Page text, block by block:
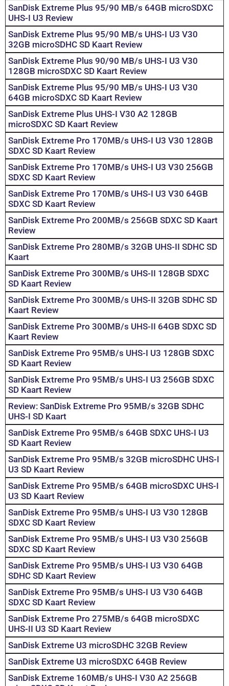
SanDisk Extreme Plus 95/90 MB/s 64GB microSDXC
UHS-I U3 Review
SanDisk Extreme Plus 95/90 MB/s UHS-I U3 V30
32GB microSDHC SD Kaart Review
SanDisk Extreme Plus 90/90 MB/s UHS-I U3 V30
128GB microSDXC SD Kaart Review
SanDisk Extreme Plus 95/90 MB/s UHS-I U3 V30
64GB microSDXC SD Kaart Review
SanDisk Extreme Plus UHS-I V30 A2 128GB
microSDXC SD Kaart Review
SanDisk Extreme Pro 170MB/s UHS-I U3 V30 128GB
SDXC SD Kaart Review
SanDisk Extreme Pro 170MB/s UHS-I U3 V30 256GB
SDXC SD Kaart Review
SanDisk Extreme Pro 170MB/s UHS-I U3 V30 64GB
SDXC SD Kaart Review
SanDisk Extreme Pro 200MB/s 256GB SDXC SD Kaart
Review
SanDisk Extreme Pro 280MB/s 32GB UHS-II SDHC SD
Kaart
SanDisk Extreme Pro 300MB/s UHS-II 128GB SDXC
SD Kaart Review
SanDisk Extreme Pro 300MB/s UHS-II 32GB SDHC SD
Kaart Review
SanDisk Extreme Pro 300MB/s UHS-II 64GB SDXC SD
Kaart Review
SanDisk Extreme Pro 95MB/s UHS-I U3 128GB SDXC
SD Kaart Review
SanDisk Extreme Pro 95MB/s UHS-I U3 256GB SDXC
SD Kaart Review
Review: SanDisk Extreme Pro 95MB/s 32GB SDHC
UHS-I SD Kaart
SanDisk Extreme Pro 95MB/s 64GB SDXC UHS-I U3
SD Kaart Review
SanDisk Extreme Pro 95MB/s 32GB microSDHC UHS-I
U3 SD Kaart Review
SanDisk Extreme Pro 95MB/s 64GB microSDXC UHS-I
U3 SD Kaart Review
SanDisk Extreme Pro 95MB/s UHS-I U3 V30 128GB
SDXC SD Kaart Review
SanDisk Extreme Pro 95MB/s UHS-I U3 V30 256GB
SDXC SD Kaart Review
SanDisk Extreme Pro 95MB/s UHS-I U3 V30 64GB
SDHC SD Kaart Review
SanDisk Extreme Pro 95MB/s UHS-I U3 V30 64GB
SDXC SD Kaart Review
SanDisk Extreme Pro 275MB/s 64GB microSDXC
UHS-II U3 SD Kaart Review
SanDisk Extreme U3 microSDHC 32GB Review
SanDisk Extreme U3 microSDXC 64GB Review
SanDisk Extreme 160MB/s UHS-I V30 A2 256GB